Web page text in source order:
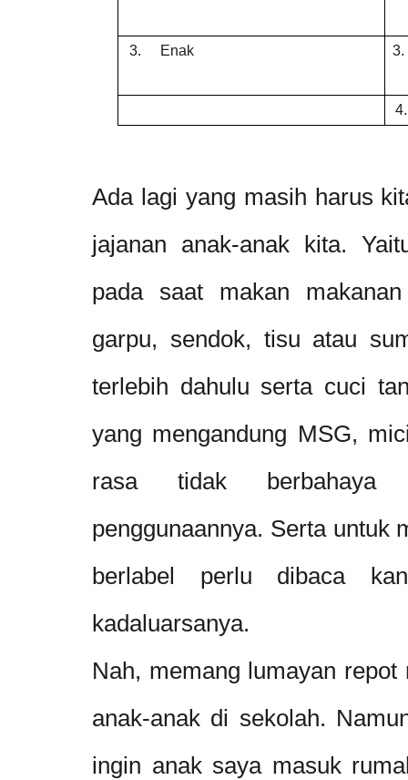
3. Enak
4.
Ada lagi yang masih harus
jajanan anak-anak kita.
pada saat makan
garpu, sendok, tisu atau
terlebih dahulu serta cuci
yang mengandung MSG,
rasa tidak berbahaya
penggunaannya. Serta untuk
berlabel perlu dibaca
kadaluarsanya.
Nah, memang lumayan
anak-anak di sekolah.
ingin anak saya masuk